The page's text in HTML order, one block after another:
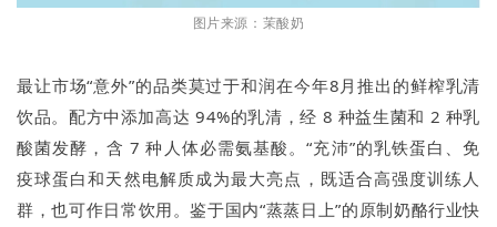
图片来源：茉酸奶
最让市场“意外”的品类莫过于和润在今年8月推出的鲜榨乳清
饮品。配方中添加高达 94%的乳清，经 8 种益生菌和 2 种乳
酸菌发酵，含 7 种人体必需氨基酸。“充沛”的乳铁蛋白、免
疫球蛋白和天然电解质成为最大亮点，既适合高强度训练人
群，也可作日常饮用。鉴于国内“蒸蒸日上”的原制奶酪行业快